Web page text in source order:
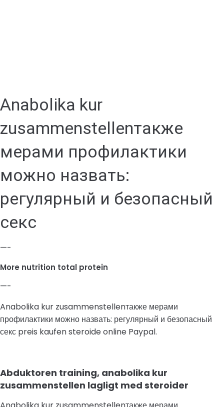
Anabolika kur
zusammenstellenтакже
мерами профилактики
можно назвать:
регулярный и безопасный
секс
—-
More nutrition total protein
—-
Anabolika kur zusammenstellenтакже мерами
профилактики можно назвать: регулярный и безопасный
секс preis kaufen steroide online Paypal.
Abduktoren training, anabolika kur
zusammenstellen lagligt med steroider